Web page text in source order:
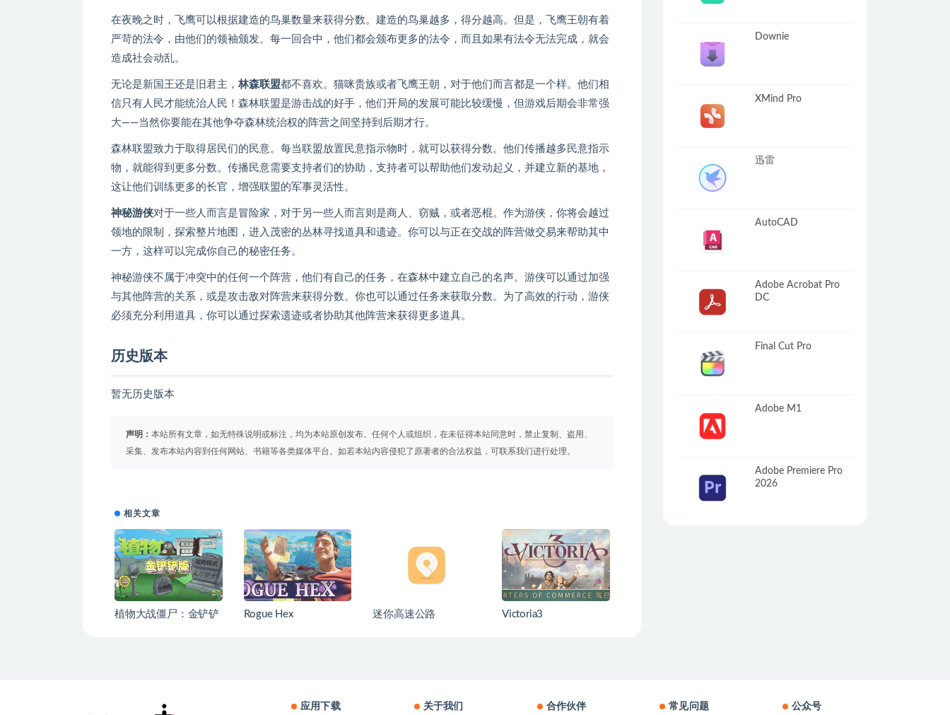
在夜晚之时，飞鹰可以根据建造的鸟巢数量来获得分数。建造的鸟巢越多，得分越高。但是，飞鹰王朝有着
严苛的法令，由他们的领袖颁发。每一回合中，他们都会颁布更多的法令，而且如果有法令无法完成，就会
造成社会动乱。
无论是新国王还是旧君主， 林森联盟都不喜欢。猫咪贵族或者飞鹰王朝，对于他们而言都是一个样。他们相
信只有人民才能统治人民！森林联盟是游击战的好手，他们开局的发展可能比较缓慢，但游戏后期会非常强
大——当然你要能在其他争夺森林统治权的阵营之间坚持到后期才行。
森林联盟致力于取得居民们的民意。每当联盟放置民意指示物时，就可以获得分数。他们传播越多民意指示
物，就能得到更多分数。传播民意需要支持者们的协助，支持者可以帮助他们发动起义，并建立新的基地，
这让他们训练更多的长官，增强联盟的军事灵活性。
神秘游侠对于一些人而言是冒险家，对于另一些人而言则是商人、窃贼，或者恶棍。作为游侠，你将会越过
领地的限制，探索整片地图，进入茂密的丛林寻找道具和遗迹。你可以与正在交战的阵营做交易来帮助其中
一方，这样可以完成你自己的秘密任务。
神秘游侠不属于冲突中的任何一个阵营，他们有自己的任务，在森林中建立自己的名声。游侠可以通过加强
与其他阵营的关系，或是攻击敌对阵营来获得分数。你也可以通过任务来获取分数。为了高效的行动，游侠
必须充分利用道具，你可以通过探索遗迹或者协助其他阵营来获得更多道具。
历史版本
暂无历史版本
声明： 本站所有文章，如无特殊说明或标注，均为本站原创发布。任何个人或组织，在未征得本站同意时，禁止复制、盗用、
采集、发布本站内容到任何网站、书籍等各类媒体平台。如若本站内容侵犯了原著者的合法权益，可联系我们进行处理。
相关文章
植物大战僵尸：金铲铲
Rogue Hex 迷你高速公路 Victoria3
Downie
XMind Pro
迅雷
AutoCAD
Adobe Acrobat Pro
DC
Final Cut Pro
Adobe M1
Adobe Premiere Pro
2026
应用下载 关于我们 合作伙伴 常见问题 公众号